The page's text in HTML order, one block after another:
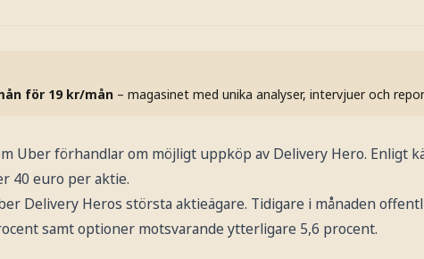
för 19 kr/mån – magasinet med unika analyser, intervjuer och
Uber förhandlar om möjligt uppköp av Delivery Hero. Enligt
40 euro per aktie.
Delivery Heros största aktieägare. Tidigare i månaden
samt optioner motsvarande ytterligare 5,6 procent.